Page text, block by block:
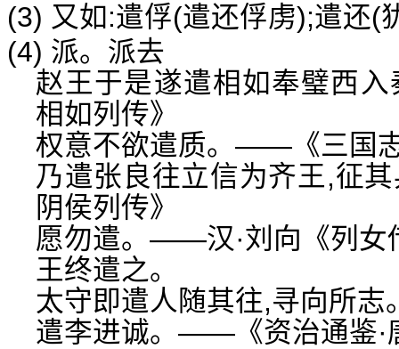
(3) 又如:遣俘(遣还俘虏);遣还(
(4) 派。派去
赵王于是遂遣相如奉璧西
相如列传》
权意不欲遣质。——《三国
乃遣张良往立信为齐王,征
阴侯列传》
愿勿遣。——汉·刘向《列女
王终遣之。
太守即遣人随其往,寻向所
遣李进诚。——《资治通鉴·